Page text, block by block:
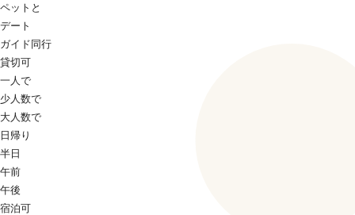
ペットと
デート
ガイド同行
貸切可
一人で
少人数で
大人数で
日帰り
半日
午前
午後
宿泊可